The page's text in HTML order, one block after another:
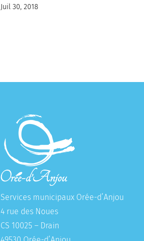
Juil 30, 2018
Services municipaux Orée-d’Anjou
4 rue des Noues
CS 10025 – Drain